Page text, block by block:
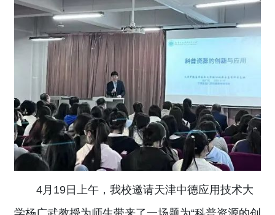
4月19日上午，我校邀请天津中德应用技术大